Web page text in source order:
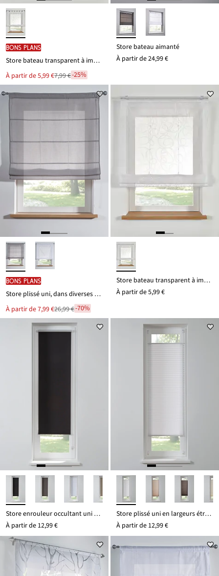
BONS PLANS
Store bateau transparent à imprimé
À partir deLe
nouveau
est
5,99 €
Remise
partir
7,99 €
7,99 €-25%
Store bateau aimanté
À partir de24,99 €
BONS PLANS
Store plissé uni, dans diverses tailles
À partir deLe
nouveau
prix
est
7,99 €
Remise 26,99 €-70%
Store bateau transparent à imprimé
À partir de5,99 €
Store enrouleur occultant uni en largeurs étroites
À partir de 12,99 €
Store plissé uni en largeurs étroites
À partir de 12,99 €